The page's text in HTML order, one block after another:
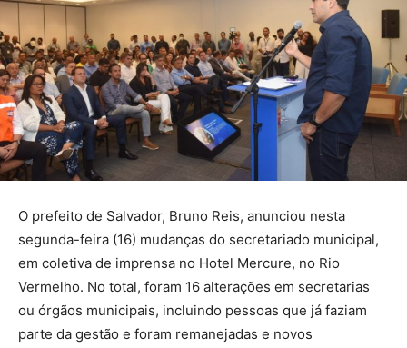
O prefeito de Salvador, Bruno Reis, anunciou nesta
segunda-feira (16) mudanças do secretariado municipal,
em coletiva de imprensa no Hotel Mercure, no Rio
Vermelho. No total, foram 16 alterações em secretarias
ou órgãos municipais, incluindo pessoas que já faziam
parte da gestão e foram remanejadas e novos